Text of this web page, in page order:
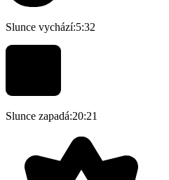
Slunce vychází:5:32
Slunce zapadá:20:21